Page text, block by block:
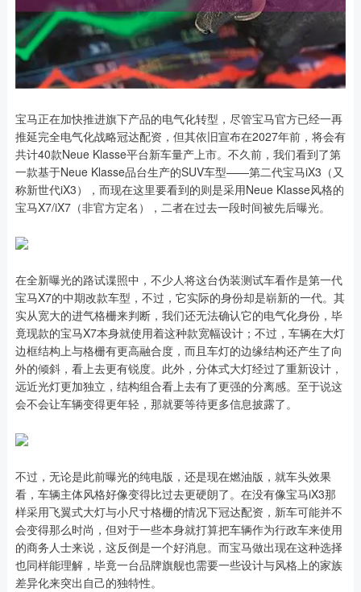
宝马正在加快推进旗下产品的电气化转型，尽管宝马官方已经一再
推延完全电气化战略冠达配资，但其依旧宣布在2027年前，将会有
共计40款Neue Klasse平台新车量产上市。不久前，我们看到了第
一款基于Neue Klasse品台生产的SUV车型——第二代宝马iX3（又
称新世代iX3），而现在这里要看到的则是采用Neue Klasse风格的
宝马X7/iX7（非官方定名），二者在过去一段时间被先后曝光。
在全新曝光的路试谍照中，不少人将这台伪装测试车看作是第一代
宝马X7的中期改款车型，不过，它实际的身份却是崭新的一代。其
实从宽大的进气格栅来判断，我们还无法确认它的电气化身份，毕
竟现款的宝马X7本身就使用着这种款宽幅设计；不过，车辆在大灯
边框结构上与格栅有更高融合度，而且车灯的边缘结构还产生了向
外的倾斜，看上去更有锐度。此外，分体式大灯经过了重新设计，
远近光灯更加独立，结构组合看上去有了更强的分离感。至于说这
会不会让车辆变得更年轻，那就要等待更多信息披露了。
不过，无论是此前曝光的纯电版，还是现在燃油版，就车头效果
看，车辆主体风格好像变得比过去更硬朗了。在没有像宝马iX3那
样采用飞翼式大灯与小尺寸格栅的情况下冠达配资，新车可能并不
会变得那么时尚，但对于一些本身就打算把车辆作为行政车来使用
的商务人士来说，这反倒是一个好消息。而宝马做出现在这种选择
也同样能理解，毕竟一台品牌旗舰也需要一些设计与风格上的家族
差异化来突出自己的独特性。